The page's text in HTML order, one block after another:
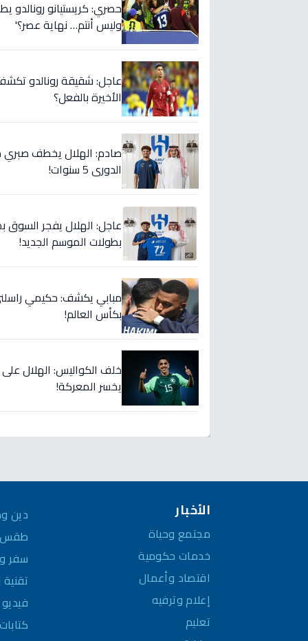
حصري: كريستيانو رونالدو
وليس أنتم… نهاية عصر؟'
عاجل: شقيقة رونالدو
الأخيرة بالفعل؟
صادم: الهلال يخطف صبري
الدوري 5 سنوات!
عاجل: الهلال يفجر السوق
بطولات الموسم الجديد!
مبابي يكشف: حكيمي
بكأس العالم!
خلف الكواليس: الهلال
يخسر المعركة!
الأخبار
مجتمع وحياة
خدمات حكومية
اقتصاد وأعمال
إعلام وترفيه
تعليم
دين
طقس
سفر
فيديو